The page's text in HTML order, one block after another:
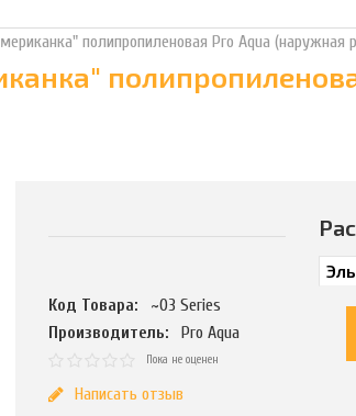
полипропиленовая Pro Aqua (наружная
Код Товара:
~03 Series
Производитель:
Pro Aqua
Пока не оценен
Написать отзыв